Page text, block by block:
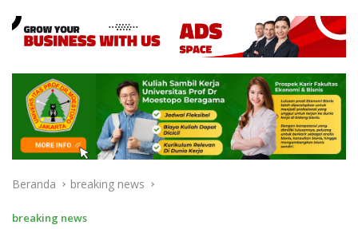
Beranda breaking news
breaking news